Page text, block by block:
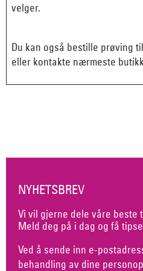
velger.
Du kan også bestille prøving
eller kontakte nærmeste
NYHETSBREV
Vi vil gjerne dele våre beste
Meld deg på i dag og få
Ved å sende inn e-
behandling av dine